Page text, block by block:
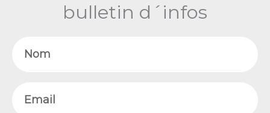
bulletin d´infos